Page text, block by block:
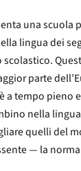
una scuola
lingua dei
parte
a tempo pieno
nella
quelli del
— la